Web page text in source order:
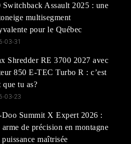
Switchback Assault 2025 : une
multisegment
pour le Québec
03-31
Shredder RE 3700 2027 avec
850 E-TEC Turbo R : c’est
que tu as?
03-23
Doo Summit X Expert 2026 :
arme de précision en montagne
puissance maîtrisée